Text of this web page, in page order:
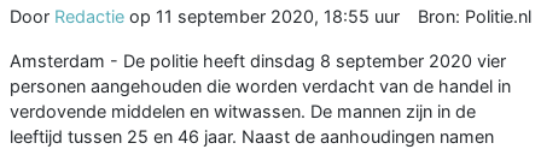
Door Redactie op 11 september 2020, 18:55 uur Bron: Politie.nl
Amsterdam - De politie heeft dinsdag 8 september 2020 vier
personen aangehouden die worden verdacht van de handel in
verdovende middelen en witwassen. De mannen zijn in de
leeftijd tussen 25 en 46 jaar. Naast de aanhoudingen namen